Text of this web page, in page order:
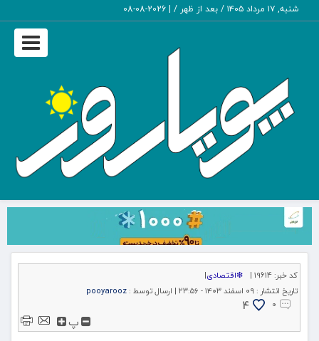
شنبه, ۱۷ مرداد ۱۴۰۵ / بعد از ظهر / |
2026-08-08
Toggle
کد خبر: 19614 | ❇اقتصادی|
تاریخ انتشار : ۰۹ اسفند ۱۴۰۳ - ۲۳:۵۶ | ارسال توسط : pooyarooz
۰
4
پ